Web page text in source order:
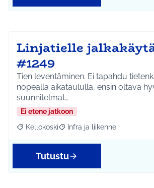
Linjatielle
#1249
Tien leventäminen. Ei tapahdu
nopealla aikataululla, ensin oltava
suunnitelmat…
Ei etene jatkoon
Rajaa tulokset aihepiirin mukaan:
Kellokoski Rajaa tulokset teeman
Infra ja liikenne
Tutustu